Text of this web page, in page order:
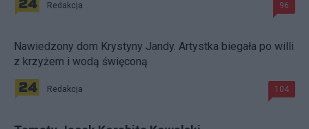
Redakcja 96
Nawiedzony dom Krystyny Jandy. Artystka biegała po willi
z krzyżem i wodą święconą
Redakcja 104